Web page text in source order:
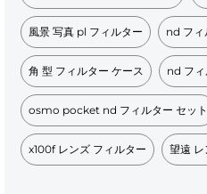
風景 写真 pl フィルター nd フィ
角 型 フィルター ケース nd フィ
osmo pocket nd フィルター セット
x100f レンズ フィルター 望遠